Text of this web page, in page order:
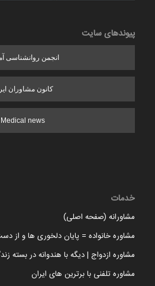
پیوندهای سایت
انجمن روانشناسی
کانون مشاوران
Medical news
خدمات
مشاورانه (صفحه اصلی)
مشاوره خانواده = پایان دلخوری ها و از
مشاوره ازدواج | دیگه با هندوانه در بسته
مشاوره تلفنی با برترین های ایران